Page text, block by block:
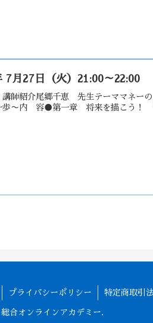
7月27日（火）21:00～22:00
師紹介尾郷千恵 先生テーママネー
歩〜内 容●第一章 将来を描こう！
プライバシーポリシー 特定商取引
合オンラインアカデミー.